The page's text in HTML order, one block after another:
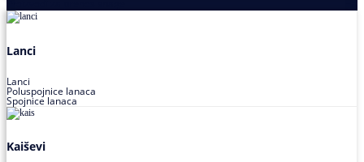
Lanci
Lanci
Poluspojnice lanaca
Spojnice lanaca
Kaiševi